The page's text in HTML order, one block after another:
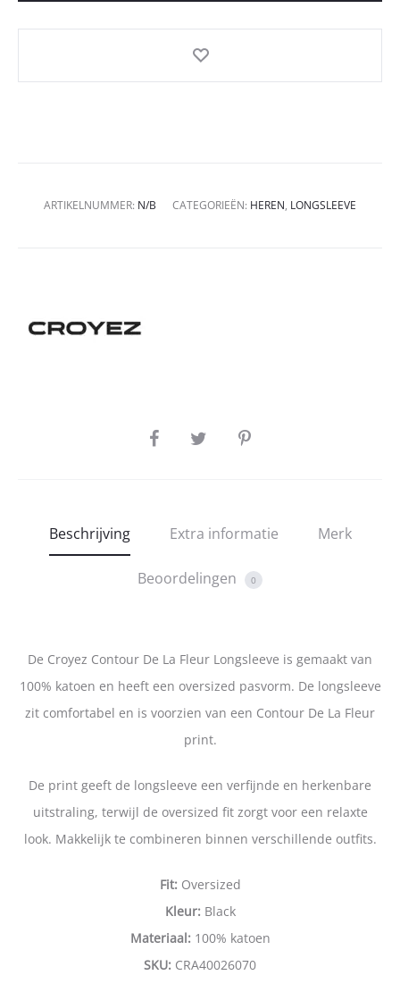
ARTIKELNUMMER: N/B CATEGORIEËN: HEREN, LONGSLEEVE
SHARE
Beschrijving Extra informatie Merk
Beoordelingen 0
De Croyez Contour De La Fleur Longsleeve is gemaakt van
100% katoen en heeft een oversized pasvorm. De longsleeve
zit comfortabel en is voorzien van een Contour De La Fleur
print.
De print geeft de longsleeve een verfijnde en herkenbare
uitstraling, terwijl de oversized fit zorgt voor een relaxte
look. Makkelijk te combineren binnen verschillende outfits.
Fit: Oversized
Kleur: Black
Materiaal: 100% katoen
SKU: CRA40026070